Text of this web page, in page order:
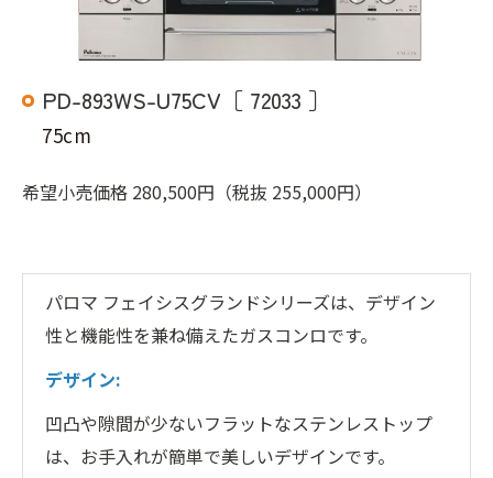
PD-893WS-U75CV［ 72033 ］
75cm
希望小売価格 280,500円（税抜 255,000円）
パロマ フェイシスグランドシリーズは、デザイン
性と機能性を兼ね備えたガスコンロです。
デザイン:
凹凸や隙間が少ないフラットなステンレストップ
は、お手入れが簡単で美しいデザインです。